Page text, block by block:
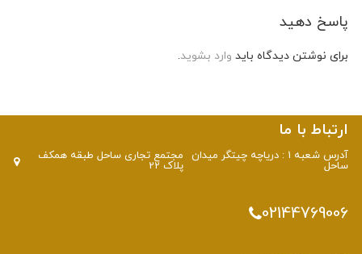
پاسخ دهید
برای نوشتن دیدگاه بایدوارد بشوید.
ارتباط با ما
آدرس شعبه 1 : دریاچه چیتگر میدان
ساحل
مجتمع تجاری ساحل طبقه همکف
پلاک 22
02144769006